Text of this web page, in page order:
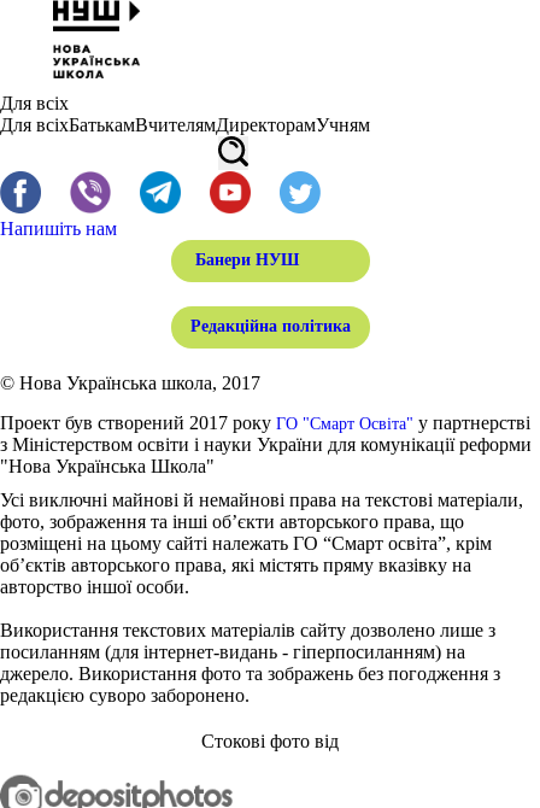
Для всіх
Для всіхБатькамВчителямДиректорамУчням
Напишіть нам
Банери НУШ
Редакційна політика
© Нова Українська школа, 2017
Проект був створений 2017 року ГО "Смарт Освіта" у партнерстві
з Міністерством освіти і науки України для комунікації реформи
"Нова Українська Школа"
Усі виключні майнові й немайнові права на текстові матеріали,
фото, зображення та інші об’єкти авторського права, що
розміщені на цьому сайті належать ГО “Смарт освіта”, крім
об’єктів авторського права, які містять пряму вказівку на
авторство іншої особи.
Використання текстових матеріалів сайту дозволено лише з
посиланням (для інтернет-видань - гіперпосиланням) на
джерело. Використання фото та зображень без погодження з
редакцією суворо заборонено.
Стокові фото від